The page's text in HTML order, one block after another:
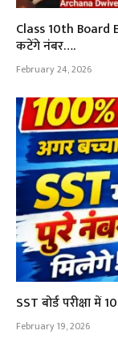
Class 10th Board
कटेंगे नंबर….
February 24, 2026
SST बोर्ड परीक्षा
February 19, 2026